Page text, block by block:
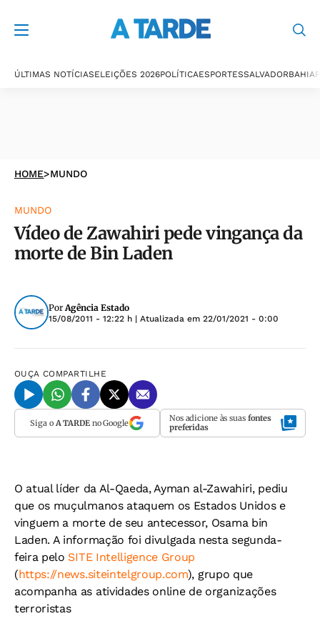
ÚLTIMAS NOTÍCIASELEIÇÕES 2026POLÍTICAESPORTESSALVADORBAHIA
HOME>MUNDO
MUNDO
Vídeo de Zawahiri pede vingança da
morte de Bin Laden
PorAgência Estado
15/08/2011 - 12:22 h | Atualizada em 22/01/2021 - 0:00
OUÇA COMPARTILHE
Siga o A TARDEno Google Nos adicione às suas fontes
preferidas
O atual líder da Al-Qaeda, Ayman al-Zawahiri, pediu
que os muçulmanos ataquem os Estados Unidos e
vinguem a morte de seu antecessor, Osama bin
Laden. A informação foi divulgada nesta segunda-
feira pelo SITE Intelligence Group
(https://news.siteintelgroup.com), grupo que
acompanha as atividades online de organizações
terroristas